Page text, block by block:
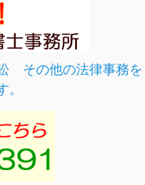
事務所
その他の法律事務を
。